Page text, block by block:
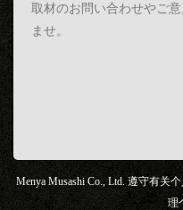
Menya Musashi Co., Ltd. 遵守有关
理